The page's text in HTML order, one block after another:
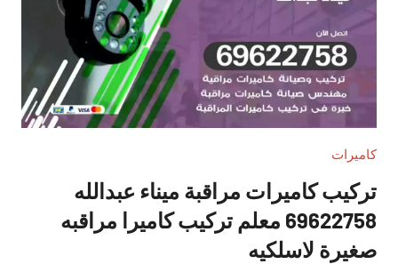
كاميرات
تركيب كاميرات مراقبة ميناء عبدالله
69622758 معلم تركيب كاميرا مراقبه
صغيرة لاسلكيه